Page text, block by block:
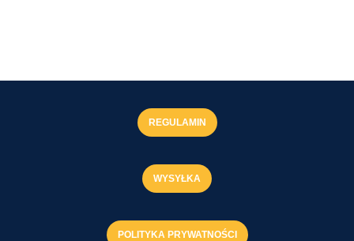
REGULAMIN
WYSYŁKA
POLITYKA PRYWATNOŚCI